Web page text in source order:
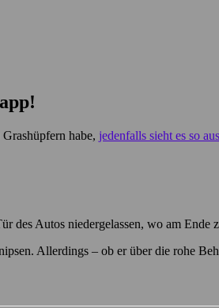
habe, jedenfalls sieht es so aus
des Autos niedergelassen, wo am
Allerdings – ob er über die rohe